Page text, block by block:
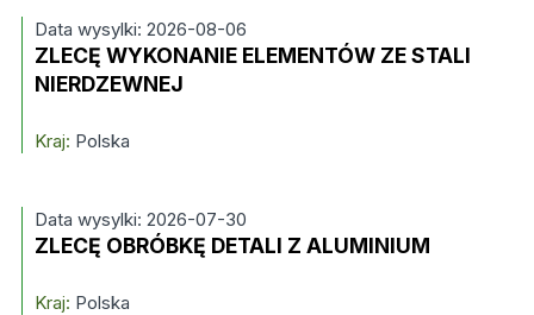
Data wysylki: 2026-08-06
ZLECĘ WYKONANIE ELEMENTÓW ZE STALI
NIERDZEWNEJ
Kraj: Polska
Data wysylki: 2026-07-30
ZLECĘ OBRÓBKĘ DETALI Z ALUMINIUM
Kraj: Polska